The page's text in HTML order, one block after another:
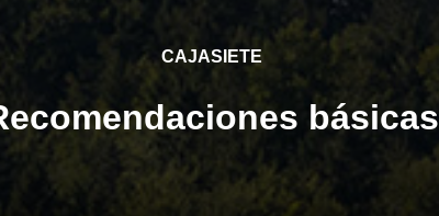
CAJASIETE
básicas